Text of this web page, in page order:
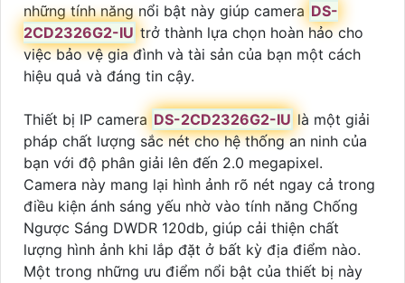
những tính năng nổi bật này giúp camera DS-
2CD2326G2-IU trở thành lựa chọn hoàn hảo cho
việc bảo vệ gia đình và tài sản của bạn một cách
hiệu quả và đáng tin cậy.
Thiết bị IP camera DS-2CD2326G2-IU là một giải
pháp chất lượng sắc nét cho hệ thống an ninh của
bạn với độ phân giải lên đến 2.0 megapixel.
Camera này mang lại hình ảnh rõ nét ngay cả trong
điều kiện ánh sáng yếu nhờ vào tính năng Chống
Ngược Sáng DWDR 120db, giúp cải thiện chất
lượng hình ảnh khi lắp đặt ở bất kỳ địa điểm nào.
Một trong những ưu điểm nổi bật của thiết bị này